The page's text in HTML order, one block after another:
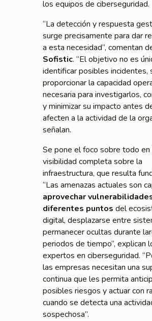
los equipos de ciberseguridad.
“La detección y respuesta
surge precisamente para dar
a esta necesidad”, comentan
Sofistic. “El objetivo no es
identificar posibles incidentes,
proporcionar la capacidad
necesaria para investigarlos,
y minimizar su impacto antes
afecten a la actividad de la
señalan.
Se pone el foco sobre todo en
visibilidad completa sobre la
infraestructura, que resulta
“Las amenazas actuales son
aprovechar
diferentes puntos del
digital, desplazarse entre
permanecer ocultas durante
periodos de tiempo”, explican
expertos en ciberseguridad.
las empresas necesitan una
continua que les permita
posibles riesgos y actuar con
cuando se detecta una
sospechosa”.